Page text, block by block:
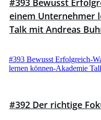
#393 Bewusst
einem Unternehmer
Talk mit Andreas
#393 Bewusst Erfolgreich-
lernen können-Akademie
#392 Der richtige